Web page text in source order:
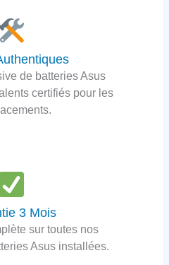
de batteries Asus
certifiés pour les
3 Mois
sur toutes nos
Asus installées.